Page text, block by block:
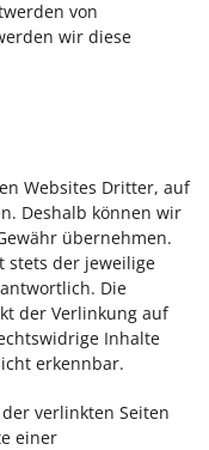
von
wir diese
Websites Dritter, auf
Deshalb können wir
übernehmen.
stets der jeweilige
Die
der Verlinkung auf
Inhalte
erkennbar.
verlinkten Seiten
einer